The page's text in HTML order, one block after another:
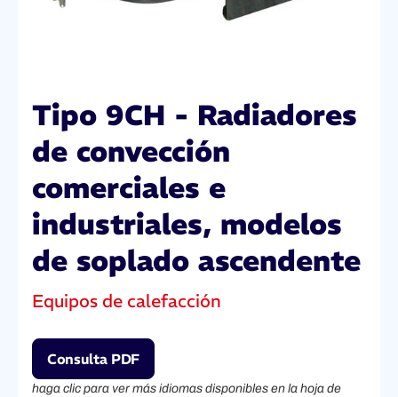
Tipo 9CH - Radiadores
de convección
comerciales e
industriales, modelos
de soplado ascendente
Equipos de calefacción
Consulta PDF
haga clic para ver más idiomas disponibles en la hoja de